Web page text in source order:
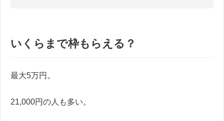
いくらまで枠もらえる？
最大5万円。
21,000円の人も多い。